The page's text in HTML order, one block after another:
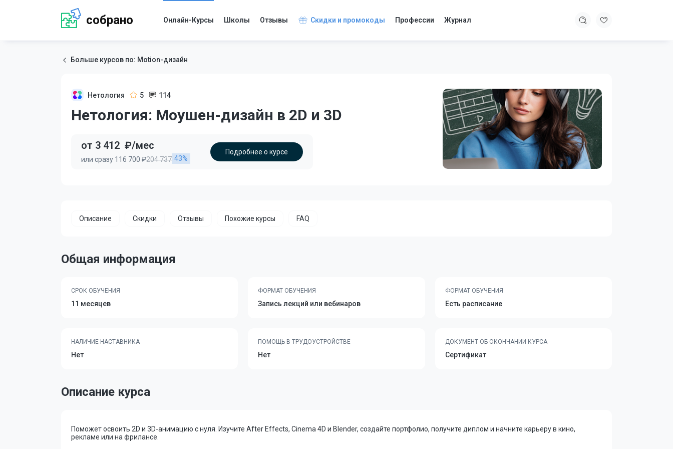
собрано Онлайн-Курсы Школы Отзывы Скидки и промокоды Профессии Журнал
Больше курсов по: Motion-дизайн
Нетология 5 114
Нетология: Моушен-дизайн в 2D и 3D
от 3 412 ₽/мес
или сразу 116 700 ₽204 737 43%
Подробнее о курсе
Описание Скидки Отзывы Похожие курсы FAQ
Общая информация
СРОК ОБУЧЕНИЯ
11 месяцев
ФОРМАТ ОБУЧЕНИЯ
Запись лекций или вебинаров
ФОРМАТ ОБУЧЕНИЯ
Есть расписание
НАЛИЧИЕ НАСТАВНИКА
Нет
ПОМОЩЬ В ТРУДОУСТРОЙСТВЕ
Нет
ДОКУМЕНТ ОБ ОКОНЧАНИИ КУРСА
Сертификат
Описание курса
Поможет освоить 2D и 3D-анимацию с нуля. Изучите After Effects, Cinema 4D и Blender, создайте портфолио, получите диплом и начните карьеру в кино,
рекламе или на фрилансе.